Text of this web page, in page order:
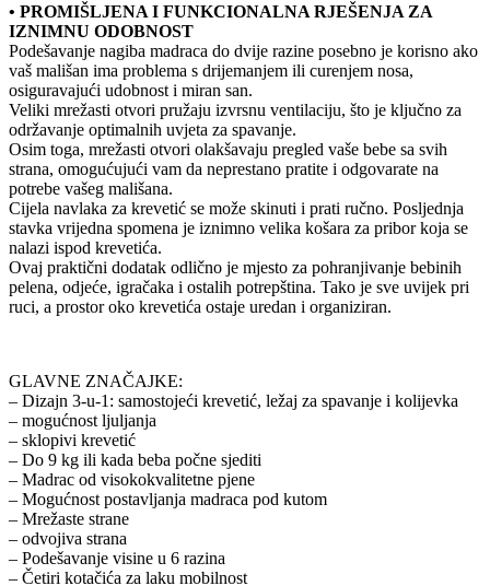
• PROMIŠLJENA I FUNKCIONALNA RJEŠENJA ZA
IZNIMNU ODOBNOST
Podešavanje nagiba madraca do dvije razine posebno je korisno ako
vaš mališan ima problema s drijemanjem ili curenjem nosa,
osiguravajući udobnost i miran san.
Veliki mrežasti otvori pružaju izvrsnu ventilaciju, što je ključno za
održavanje optimalnih uvjeta za spavanje.
Osim toga, mrežasti otvori olakšavaju pregled vaše bebe sa svih
strana, omogućujući vam da neprestano pratite i odgovarate na
potrebe vašeg mališana.
Cijela navlaka za krevetić se može skinuti i prati ručno. Posljednja
stavka vrijedna spomena je iznimno velika košara za pribor koja se
nalazi ispod krevetića.
Ovaj praktični dodatak odlično je mjesto za pohranjivanje bebinih
pelena, odjeće, igračaka i ostalih potrepština. Tako je sve uvijek pri
ruci, a prostor oko krevetića ostaje uredan i organiziran.
GLAVNE ZNAČAJKE:
– Dizajn 3-u-1: samostojeći krevetić, ležaj za spavanje i kolijevka
– mogućnost ljuljanja
– sklopivi krevetić
– Do 9 kg ili kada beba počne sjediti
– Madrac od visokokvalitetne pjene
– Mogućnost postavljanja madraca pod kutom
– Mrežaste strane
– odvojiva strana
– Podešavanje visine u 6 razina
– Četiri kotačića za laku mobilnost